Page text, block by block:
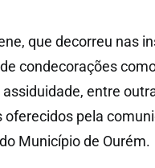
que decorreu nas
condecorações
entre
oferecidos pela
Município de Ourém.